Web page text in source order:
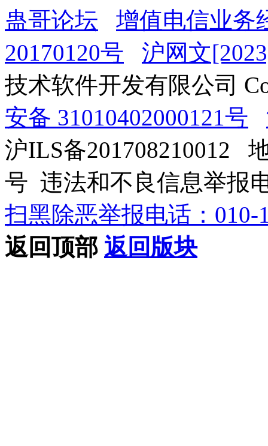
蛊哥论坛
增值电信业务
20170120号
沪网文
技术软件开发有限公司
安备 31010402000121号
沪ILS备201708210012
号 违法和不良信息举报
扫黑除恶举报电话：010-
返回顶部 返回版块